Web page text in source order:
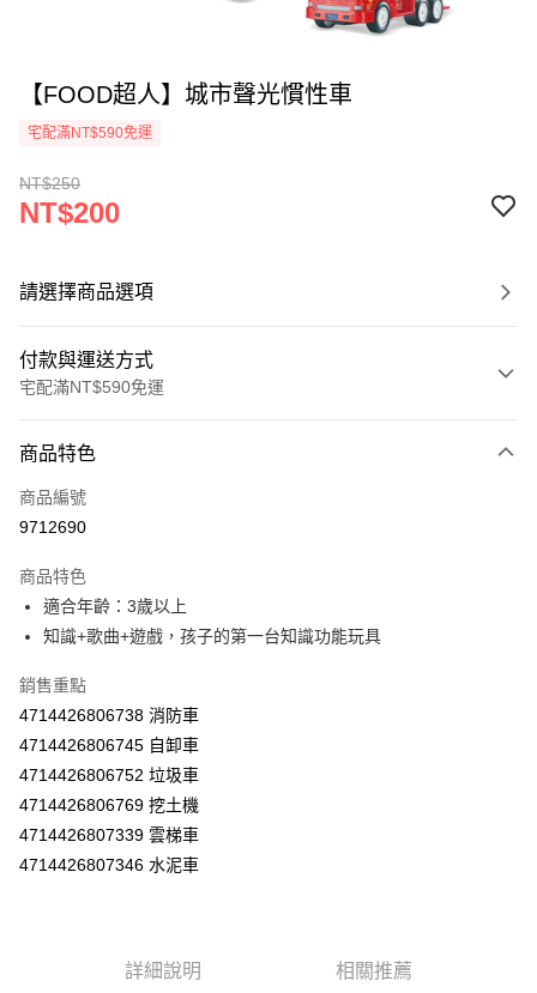
【FOOD超人】城市聲光慣性車
宅配滿NT$590免運
NT$250
NT$200
請選擇商品選項
付款與運送方式
宅配滿NT$590免運
信用卡一次付款
LINE Pay
街口支付
悠遊付
Google Pay
AFTEE先享後付是「在收到商品之後才付款」的支付方式。 讓您購物簡單
便利好安心！
１．簡單：不需註冊會員、不需綁卡、不需儲值。
２．便利：只要手機號碼，簡訊認證，即可結帳。
１．於結帳方式選擇「AFTEE先享後付」後，將跳轉至「AFTEE先享後付」
結帳頁面，進行簡訊認證並確認金額後，即可完成結帳。
ATM付款
運送方式
商品特色
商品編號
9712690
商品特色
適合年齡：3歲以上
知識+歌曲+遊戲，孩子的第一台知識功能玩具
銷售重點
4714426806738 消防車
4714426806745 自卸車
4714426806752 垃圾車
4714426806769 挖土機
4714426807339 雲梯車
4714426807346 水泥車
詳細說明 相關推薦